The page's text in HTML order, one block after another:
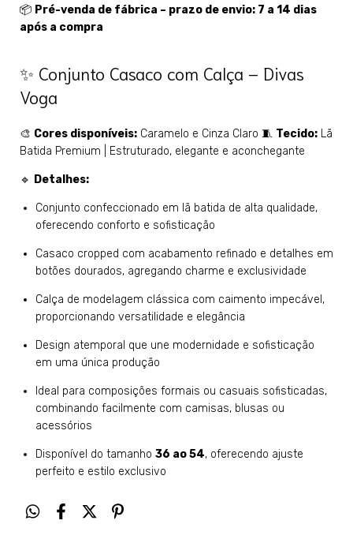
📦 Pré-venda de fábrica – prazo de envio: 7 a 14 dias
após a compra
✨ Conjunto Casaco com Calça – Divas
Voga
🎨 Cores disponíveis: Caramelo e Cinza Claro 🧵 Tecido: Lã
Batida Premium | Estruturado, elegante e aconchegante
🔹 Detalhes:
Conjunto confeccionado em lã batida de alta qualidade,
oferecendo conforto e sofisticação
Casaco cropped com acabamento refinado e detalhes em
botões dourados, agregando charme e exclusividade
Calça de modelagem clássica com caimento impecável,
proporcionando versatilidade e elegância
Design atemporal que une modernidade e sofisticação
em uma única produção
Ideal para composições formais ou casuais sofisticadas,
combinando facilmente com camisas, blusas ou
acessórios
Disponível do tamanho 36 ao 54, oferecendo ajuste
perfeito e estilo exclusivo